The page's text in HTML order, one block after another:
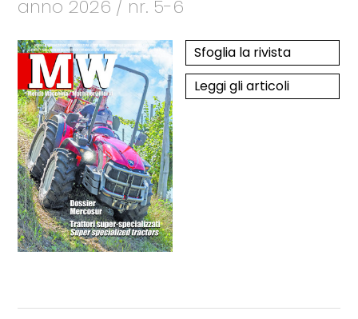
anno 2026 / nr. 5-6
Sfoglia la rivista
Leggi gli articoli